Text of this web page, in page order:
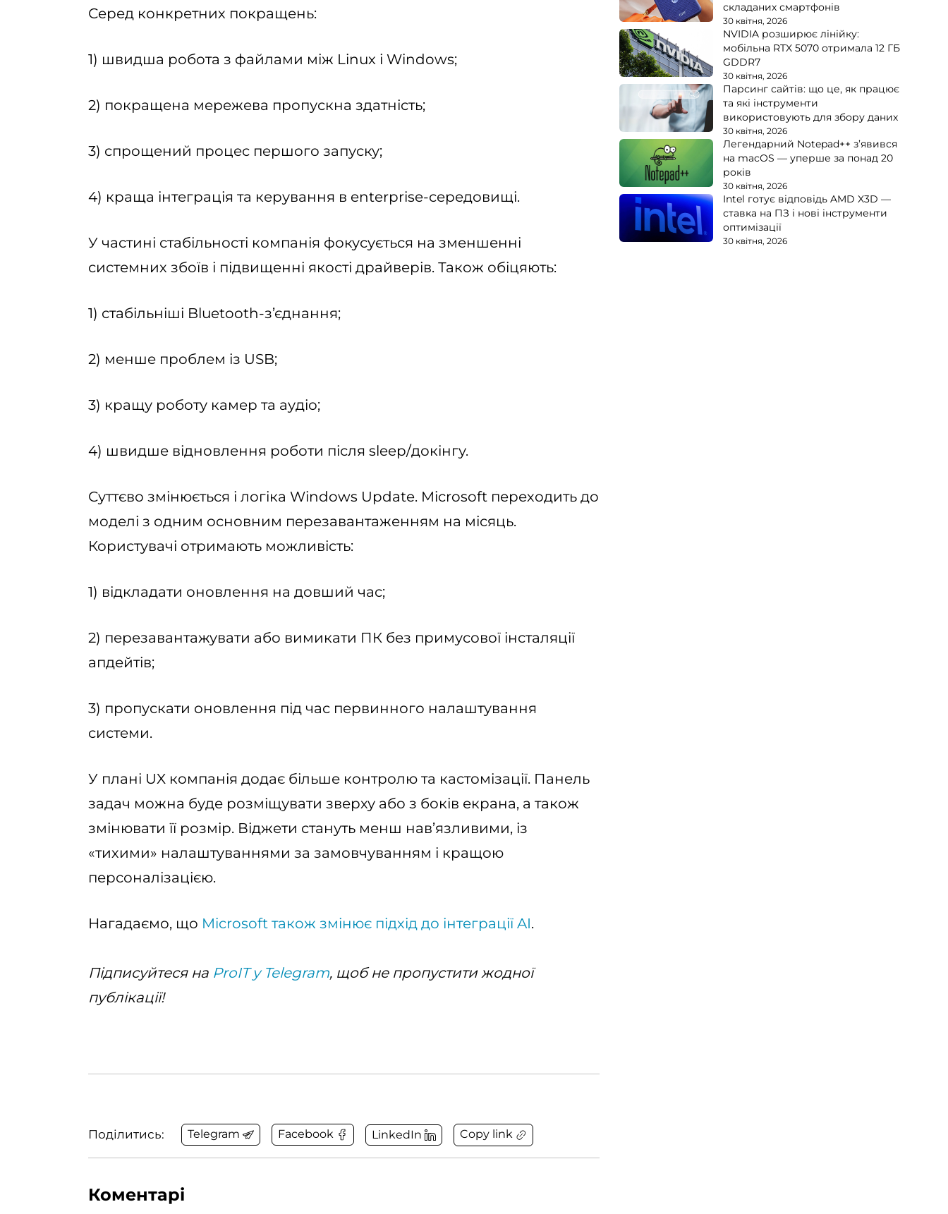
Серед конкретних покращень:
1) швидша робота з файлами між Linux і Windows;
2) покращена мережева пропускна здатність;
3) спрощений процес першого запуску;
4) краща інтеграція та керування в enterprise-середовищі.
У частині стабільності компанія фокусується на зменшенні
системних збоїв і підвищенні якості драйверів. Також обіцяють:
1) стабільніші Bluetooth-з’єднання;
2) менше проблем із USB;
3) кращу роботу камер та аудіо;
4) швидше відновлення роботи після sleep/докінгу.
Суттєво змінюється і логіка Windows Update. Microsoft переходить до
моделі з одним основним перезавантаженням на місяць.
Користувачі отримають можливість:
1) відкладати оновлення на довший час;
2) перезавантажувати або вимикати ПК без примусової інсталяції
апдейтів;
3) пропускати оновлення під час первинного налаштування
системи.
У плані UX компанія додає більше контролю та кастомізації. Панель
задач можна буде розміщувати зверху або з боків екрана, а також
змінювати її розмір. Віджети стануть менш нав’язливими, із
«тихими» налаштуваннями за замовчуванням і кращою
персоналізацією.
Нагадаємо, що Microsoft також змінює підхід до інтеграції AI.
Підписуйтеся на ProIT у Telegram, щоб не пропустити жодної
публікації!
Поділитись: Telegram Facebook LinkedIn Copy link
Коментарі
складаних смартфонів
30 квітня, 2026
NVIDIA розширює лінійку:
мобільна RTX 5070 отримала 12 ГБ
GDDR7
30 квітня, 2026
Парсинг сайтів: що це, як працює
та які інструменти
використовують для збору даних
30 квітня, 2026
Легендарний Notepad++ з’явився
на macOS — уперше за понад 20
років
30 квітня, 2026
Intel готує відповідь AMD X3D —
ставка на ПЗ і нові інструменти
оптимізації
30 квітня, 2026